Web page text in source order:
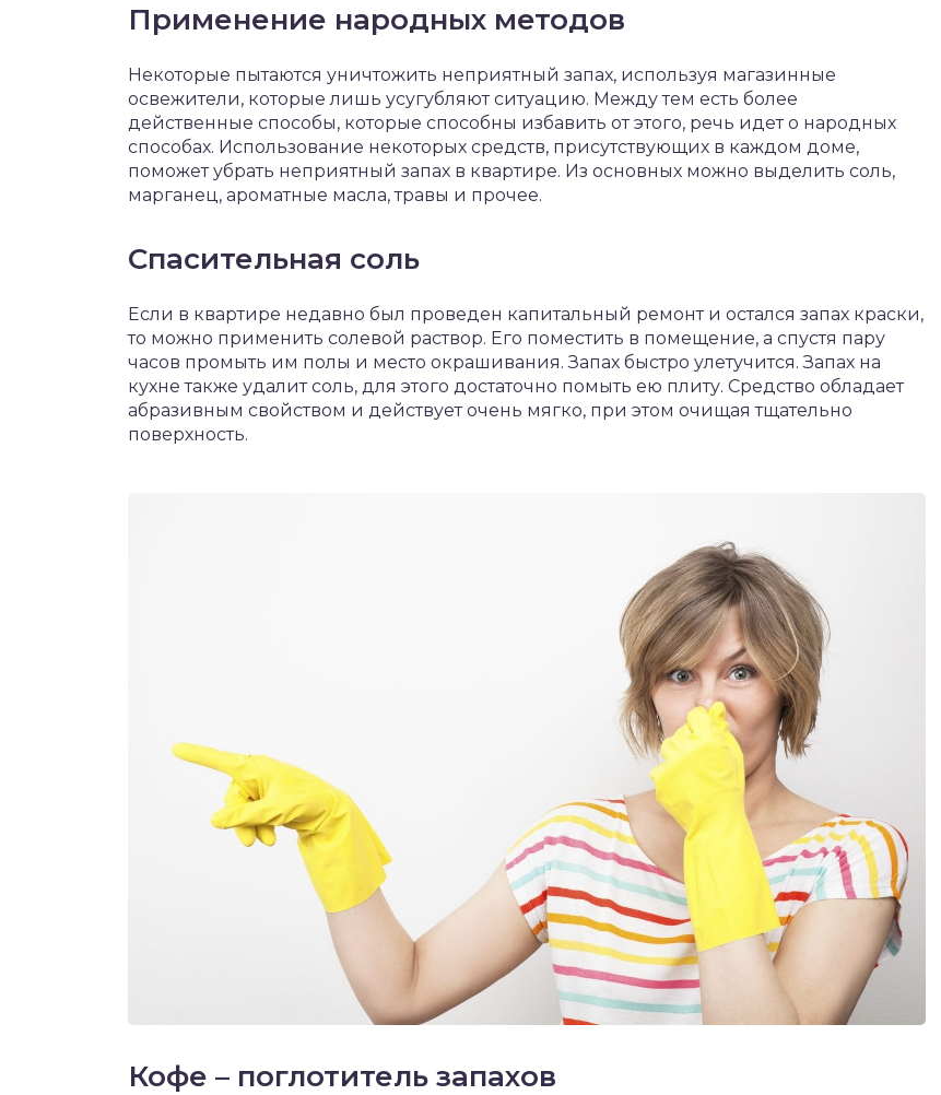
Применение народных методов
Некоторые пытаются уничтожить неприятный запах, используя магазинные
освежители, которые лишь усугубляют ситуацию. Между тем есть более
действенные способы, которые способны избавить от этого, речь идет о народных
способах. Использование некоторых средств, присутствующих в каждом доме,
поможет убрать неприятный запах в квартире. Из основных можно выделить соль,
марганец, ароматные масла, травы и прочее.
Спасительная соль
Если в квартире недавно был проведен капитальный ремонт и остался запах краски,
то можно применить солевой раствор. Его поместить в помещение, а спустя пару
часов промыть им полы и место окрашивания. Запах быстро улетучится. Запах на
кухне также удалит соль, для этого достаточно помыть ею плиту. Средство обладает
абразивным свойством и действует очень мягко, при этом очищая тщательно
поверхность.
Кофе – поглотитель запахов